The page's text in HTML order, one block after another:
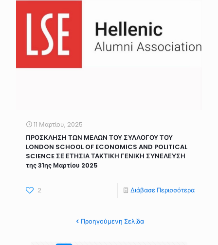
11 Μαρτίου, 2025
ΠΡΟΣΚΛΗΣΗ ΤΩΝ ΜΕΛΩΝ ΤΟΥ ΣΥΛΛΟΓΟΥ ΤΟΥ
LONDON SCHOOL OF ECONOMICS AND POLITICAL
SCIENCE ΣΕ ΕΤΗΣΙΑ ΤΑΚΤΙΚΗ ΓΕΝΙΚΗ ΣΥΝΕΛΕΥΣΗ
της 31ης Μαρτίου 2025
2 Διάβασε Περισσότερα
Προηγούμενη Σελίδα